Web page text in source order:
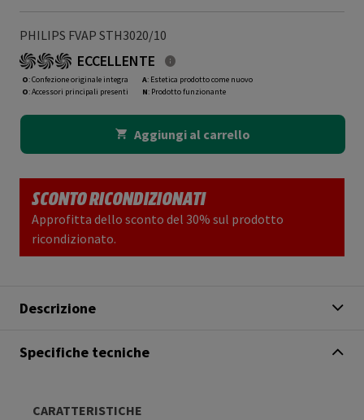
PHILIPS FVAP STH3020/10
ECCELLENTE
O: Confezione originale integra
O: Accessori principali presenti
A: Estetica prodotto come nuovo
N: Prodotto funzionante
Aggiungi al carrello
SCONTO RICONDIZIONATI
Approfitta dello sconto del 30% sul prodotto
ricondizionato.
Descrizione
Specifiche tecniche
CARATTERISTICHE